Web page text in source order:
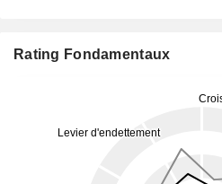
Rating Fondamentaux